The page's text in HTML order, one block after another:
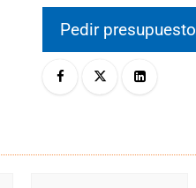
Pedir presupuesto